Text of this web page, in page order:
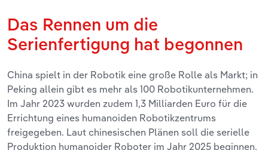
Das Rennen um die
Serienfertigung hat begonnen
China spielt in der Robotik eine große Rolle als Markt; in
Peking allein gibt es mehr als 100 Robotikunternehmen.
Im Jahr 2023 wurden zudem 1,3 Milliarden Euro für die
Errichtung eines humanoiden Robotikzentrums
freigegeben. Laut chinesischen Plänen soll die serielle
Produktion humanoider Roboter im Jahr 2025 beginnen.